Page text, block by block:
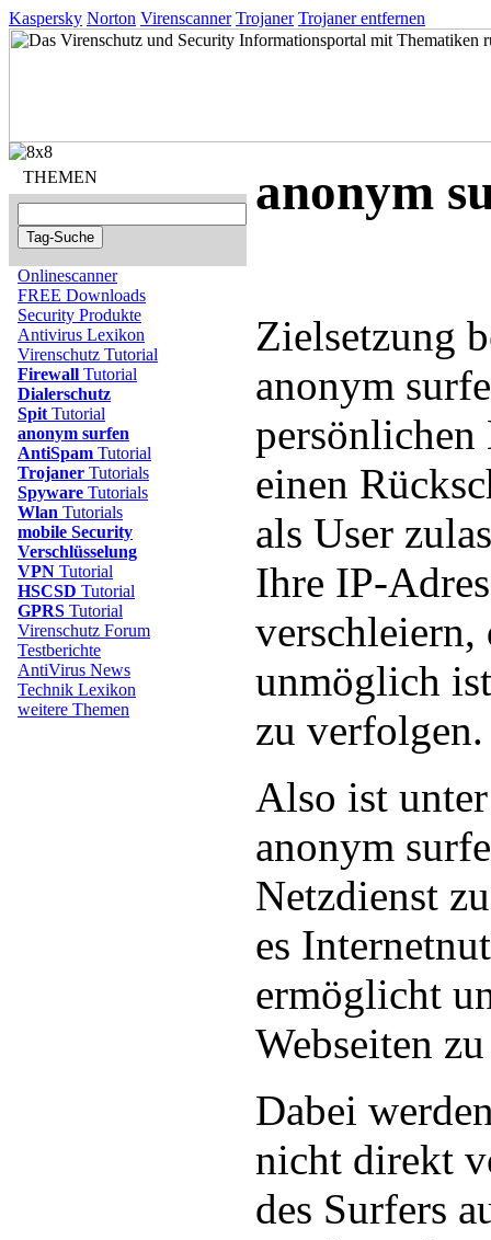
Kaspersky Norton Virenscanner Trojaner Trojaner entfernen
THEMEN
Onlinescanner
FREE Downloads
Security Produkte
Antivirus Lexikon
Virenschutz Tutorial
Firewall Tutorial
Dialerschutz
Spit Tutorial
anonym surfen
AntiSpam Tutorial
Trojaner Tutorials
Spyware Tutorials
Wlan Tutorials
mobile Security
Verschlüsselung
VPN Tutorial
HSCSD Tutorial
GPRS Tutorial
Virenschutz Forum
Testberichte
AntiVirus News
Technik Lexikon
weitere Themen
anonym
Zielsetzung
anonym
persönlichen
einen
als User
Ihre IP-
verschleiern,
unmöglich
zu verfolgen.
Also ist
anonym
Netzdienst
es
ermöglicht
Webseiten
Dabei
nicht direkt
des Surfers